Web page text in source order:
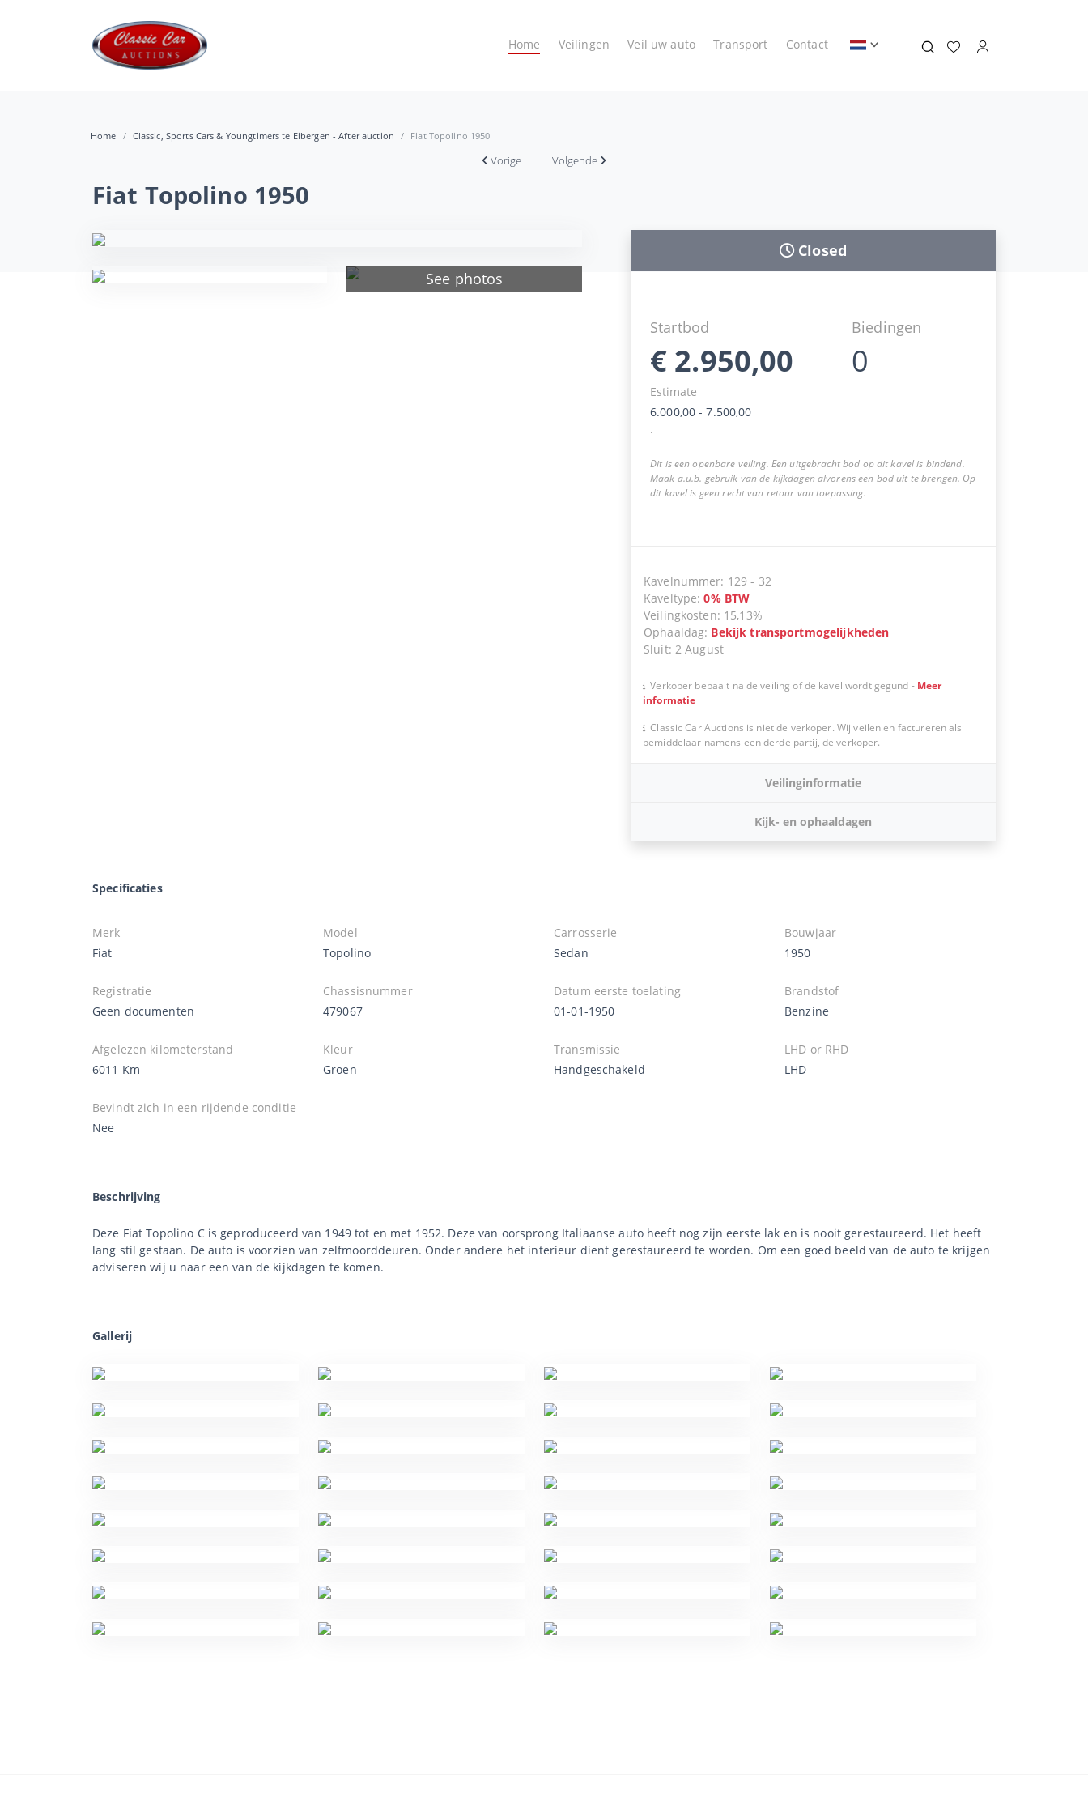
Home Veilingen Veil uw auto Transport Contact
Home Classic, Sports Cars & Youngtimers te Eibergen - After auction Fiat Topolino 1950
Vorige Volgende
Fiat Topolino 1950
See photos
Closed
Startbod
€ 2.950,00
Biedingen
0
Estimate
6.000,00 -7.500,00
.
Dit is een openbare veiling. Een uitgebracht bod op dit kavel is bindend.
Maak a.u.b. gebruik van de kijkdagen alvorens een bod uit te brengen. Op
dit kavel is geen recht van retour van toepassing.
Kavelnummer: 129 - 32
Kaveltype:0% BTW
Veilingkosten: 15,13%
Ophaaldag: Bekijk transportmogelijkheden
Sluit: 2 August
Verkoper bepaalt na de veiling of de kavel wordt gegund - Meer
informatie
Classic Car Auctions is niet de verkoper. Wij veilen en factureren als
bemiddelaar namens een derde partij, de verkoper.
Veilinginformatie
Kijk- en ophaaldagen
Specificaties
Merk
Fiat
Model
Topolino
Carrosserie
Sedan
Bouwjaar
1950
Registratie
Geen documenten
Chassisnummer
479067
Datum eerste toelating
01-01-1950
Brandstof
Benzine
Afgelezen kilometerstand
6011 Km
Kleur
Groen
Transmissie
Handgeschakeld
LHD or RHD
LHD
Bevindt zich in een rijdende conditie
Nee
Beschrijving
Deze Fiat Topolino C is geproduceerd van 1949 tot en met 1952. Deze van oorsprong Italiaanse auto heeft nog zijn eerste lak en is nooit gerestaureerd. Het heeft
lang stil gestaan. De auto is voorzien van zelfmoorddeuren. Onder andere het interieur dient gerestaureerd te worden. Om een goed beeld van de auto te krijgen
adviseren wij u naar een van de kijkdagen te komen.
Gallerij